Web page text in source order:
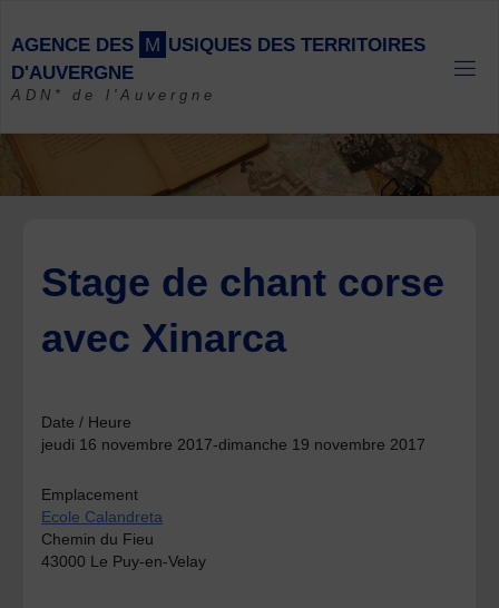
content
AGENCE DES M USIQUES DES TERRITOIRES
D'AUVERGNE
ADN* de l'Auvergne
Stage de chant corse
avec Xinarca
Date / Heure
jeudi 16 novembre 2017-dimanche 19 novembre 2017
Emplacement
Ecole Calandreta
Chemin du Fieu
43000 Le Puy-en-Velay